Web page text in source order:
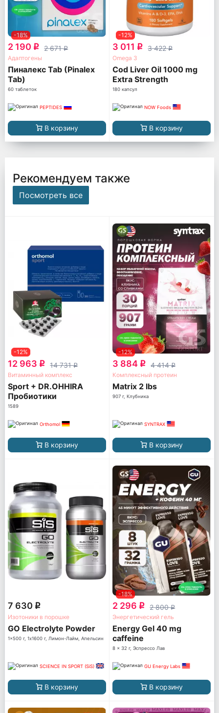
-18%
2 190 q 2 671q
Адаптогены
Пиналекс Tab (Pinalex
Tab)
60 таблеток
PEPTIDES
В корзину
-12%
3 011 q 3 422q
Omega 3
Cod Liver Oil 1000 mg
Extra Strength
180 капсул
NOW Foods
В корзину
Рекомендуем также
Посмотреть все
-12%
12 963 q 14 731q
Витаминный комплекс
Sport + DR.OHHIRA
Пробиотики
1589
Orthomol
В корзину
-12%
3 884 q 4 414q
Комплексный протеин
Matrix 2 lbs
907 г, Клубника
SYNTRAX
В корзину
7 630 q
Изотоники в порошке
GO Electrolyte Powder
1x500 г, 1x1600 г, Лимон-Лайм, Апельсин
SCIENCE IN SPORT (SiS)
В корзину
-18%
2 296 q 2 800q
Энергетический гель
Energy Gel 40 mg
caffeine
8 x 32 г, Эспрессо Лав
GU Energy Labs
В корзину